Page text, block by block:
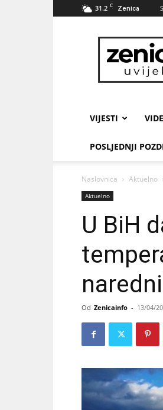
31.2 C Zenica
VIJESTI
POSLJEDNJI
Naslovnica Aktuelno
Aktuelno
U BiH
Od Zenicainfo - 13/04/